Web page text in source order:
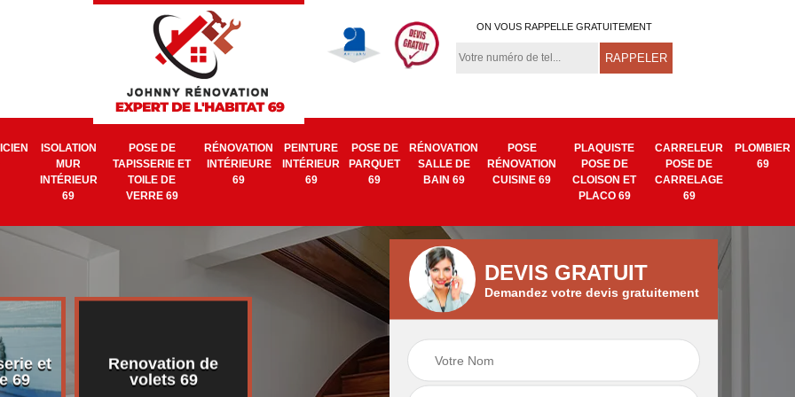
ON VOUS RAPPELLE GRATUITEMENT
ISOLATION
MUR
INTÉRIEUR
69
POSE DE
TAPISSERIE ET
TOILE DE
VERRE 69
RÉNOVATION
INTÉRIEURE
69
PEINTURE
INTÉRIEUR
69
POSE DE
PARQUET
69
RÉNOVATION
SALLE DE
BAIN 69
POSE
RÉNOVATION
CUISINE 69
PLAQUISTE
POSE DE
CLOISON ET
PLACO 69
CARRELEUR
POSE DE
CARRELAGE
69
PLOMBIER
69
et
69
Renovation de
volets 69
Electricien 69
Isolation mur
intérieur 69
Pose de tapisserie
et toile de verre 69
DEVIS GRATUIT
Demandez votre devis gratuitement